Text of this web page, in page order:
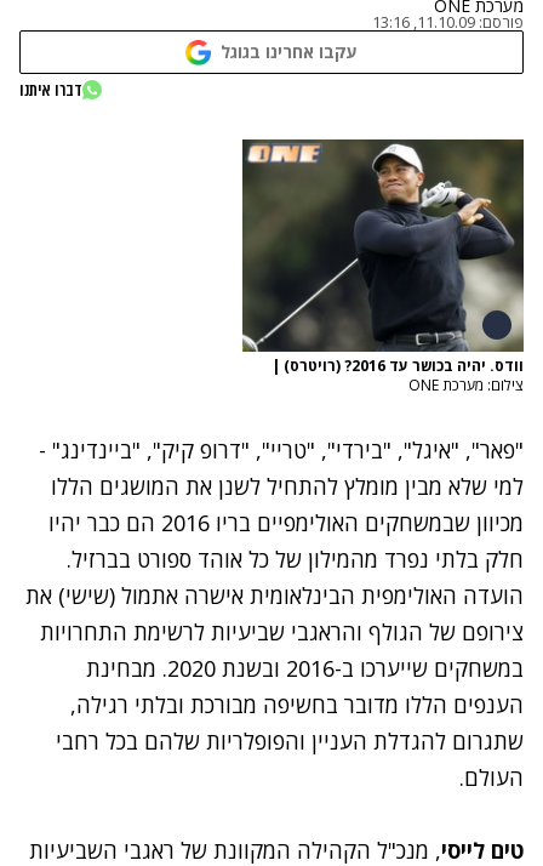
מערכת ONE
פורסם: 11.10.09, 13:16
עקבו אחרינו בגוגל
דברו איתנו
וודס. יהיה בכושר עד 2016? (רויטרס)
|
צילום: מערכת ONE
"פאר", "איגל", "בירדי", "טריי", "דרופ קיק", "ביינדינג" -
למי שלא מבין מומלץ להתחיל לשנן את המושגים הללו
מכיוון שבמשחקים האולימפיים בריו 2016 הם כבר יהיו
חלק בלתי נפרד מהמילון של כל אוהד ספורט בברזיל.
הועדה האולימפית הבינלאומית אישרה אתמול (שישי) את
צירופם של הגולף והראגבי שביעיות לרשימת התחרויות
במשחקים שייערכו ב-2016 ובשנת 2020. מבחינת
הענפים הללו מדובר בחשיפה מבורכת ובלתי רגילה,
שתגרום להגדלת העניין והפופלריות שלהם בכל רחבי
העולם.
טים לייסי, מנכ"ל הקהילה המקוונת של ראגבי השביעיות